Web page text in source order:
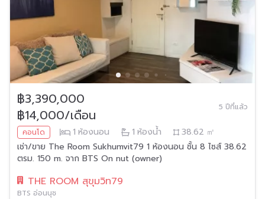
฿3,390,000
฿14,000/เดือน
5 ปีที่แล้ว
คอนโด 1 ห้องนอน 1 ห้องน้ำ 38.62 ㎡
เช่า/ขาย The Room Sukhumvit79 1 ห้องนอน ชั้น 8 ไซส์ 38.62
ตรม. 150 m. จาก BTS On nut (owner)
THE ROOM สุขุมวิท79
BTS อ่อนนุช